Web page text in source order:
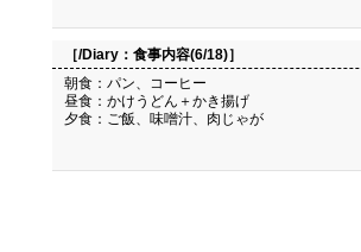
［/Diary： 食事内容(6/18)］
朝食：パン、コーヒー
昼食：かけうどん＋かき揚げ
夕食：ご飯、味噌汁、肉じゃが